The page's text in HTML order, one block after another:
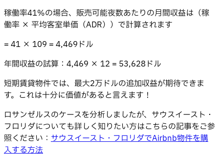
稼働率41%の場合、販売可能夜数あたりの月間収益は（稼
働率 × 平均客室単価（ADR））で計算されます
= 41 × 109 = 4,469ドル
年間収益の試算：4,469 × 12 = 53,628ドル
短期賃貸物件では、最大2万ドルの追加収益が期待できま
す。これは十分に価値があると言えます！
ロサンゼルスのケースを分析しましたが、サウスイースト・
フロリダについても詳しく知りたい方はこちらの記事をご参
照ください： サウスイースト・フロリダでAirbnb物件を購
入する方法